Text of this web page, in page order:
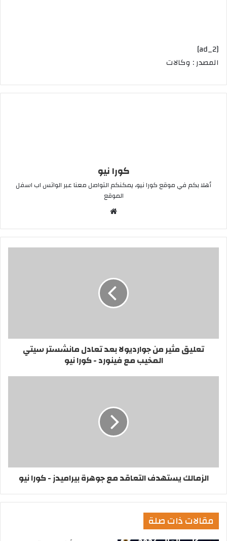
[ad_2]
المصدر : وكالات
كورا نيو
أهلا بكم في موقع كورا نيو، يمكنكم التواصل معنا عبر الواتس اب اسفل
الموقع
تعليق مثير من جوارديولا بعد تعادل مانشستر سيتي
المخيب مع فينورد - كورا نيو
الزمالك يستهدف التعاقد مع جوهرة بيراميدز - كورا نيو
مقالات ذات صلة